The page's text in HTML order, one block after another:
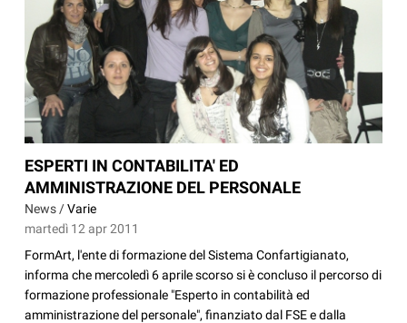
ESPERTI IN CONTABILITA' ED
AMMINISTRAZIONE DEL PERSONALE
News /Varie
martedì 12 apr 2011
FormArt, l'ente di formazione del Sistema Confartigianato,
informa che mercoledì 6 aprile scorso si è concluso il percorso di
formazione professionale "Esperto in contabilità ed
amministrazione del personale", finanziato dal FSE e dalla